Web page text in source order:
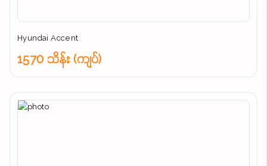
Hyundai Accent
1570 သိန်း (ကျပ်)